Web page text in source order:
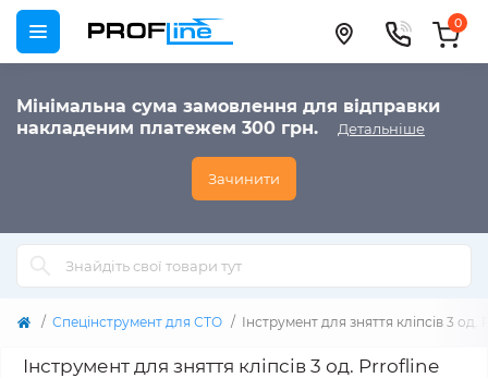
Мінімальна сума замовлення для відправки
накладеним платежем 300 грн.
Детальніше
Зачинити
0
Спецінструмент для СТО Інструмент для зняття кліпсів 3
Інструмент для зняття кліпсів 3 од. Prrofline